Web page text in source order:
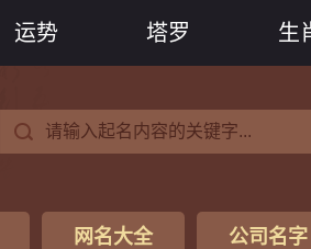
运势 塔罗 生
网名大全 公司名字